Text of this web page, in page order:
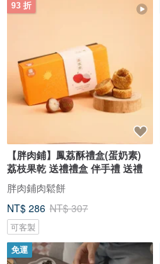
93 折
【胖肉鋪】鳳荔酥禮盒(蛋奶素)
荔枝果乾 送禮禮盒 伴手禮 送禮
胖肉鋪肉鬆餅
NT$ 286 NT$ 307
可客製
免運